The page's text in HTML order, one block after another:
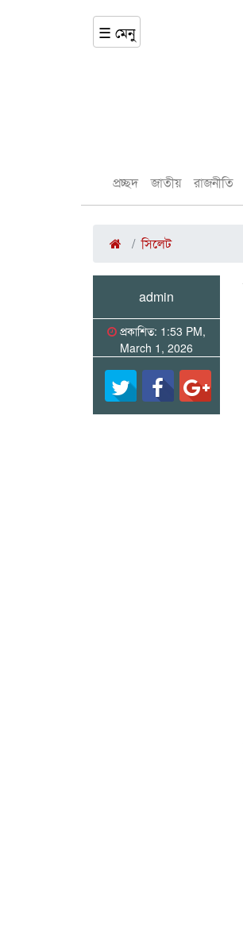
☰ মেনু
প্রচ্ছদ জাতীয় রাজনীতি
সিলেট
admin
প্রকাশিত: 1:53 PM,
March 1, 2026